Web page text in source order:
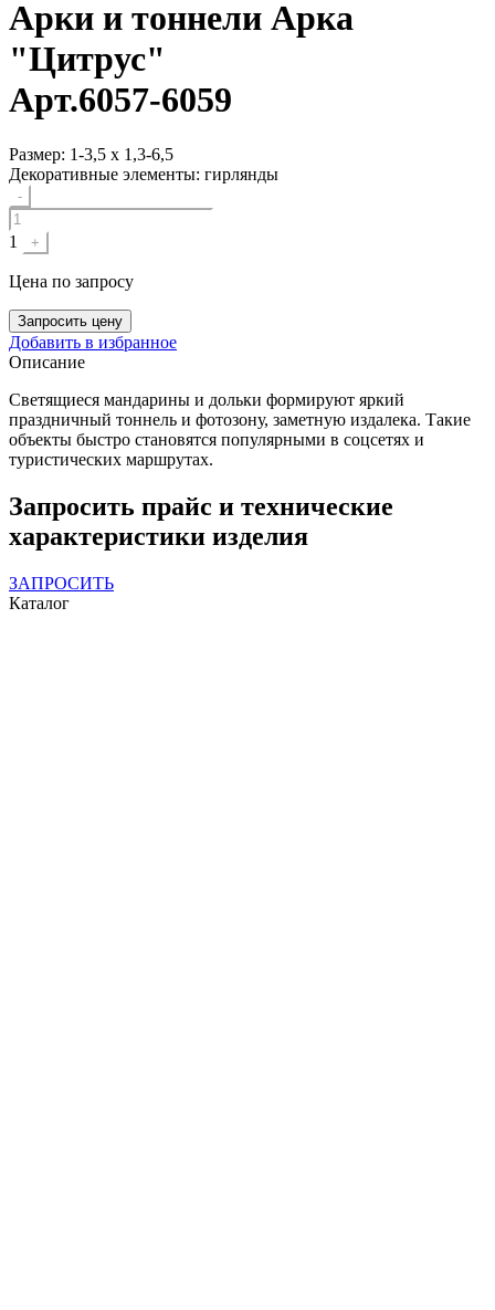
Арки и тоннели Арка
"Цитрус"
Арт.6057-6059
Размер: 1-3,5 х 1,3-6,5
Декоративные элементы: гирлянды
Quantity
-
1 +
Цена по запросу
Запросить цену
Добавить в избранное
Описание
Светящиеся мандарины и дольки формируют яркий
праздничный тоннель и фотозону, заметную издалека. Такие
объекты быстро становятся популярными в соцсетях и
туристических маршрутах.
Запросить прайс и технические
характеристики изделия
ЗАПРОСИТЬ
Каталог